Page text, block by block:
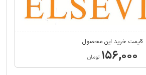
قیمت خرید این محصول
۱۵۶,۰۰۰ تومان